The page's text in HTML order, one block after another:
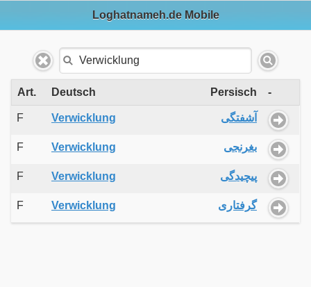
Loghatnameh.de Mobile
Art. Deutsch Persisch -
F Verwicklung آشفتگی
F Verwicklung بغرنجی
F Verwicklung پیچیدگی
F Verwicklung گرفتاری